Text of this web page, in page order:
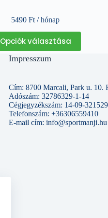
5490Ft / hónap
Opciók választása
Ennek
a
terméknek
több
A
változatok
a
termékoldalon
választhatók
Impresszum
Cím: 8700 Marcali, Park u. 10.
Adószám: 32786329-1-14
Cégjegyzékszám: 14-09-321529
Telefonszám: +36306559410
E-mail cím: info@sportmanji.hu